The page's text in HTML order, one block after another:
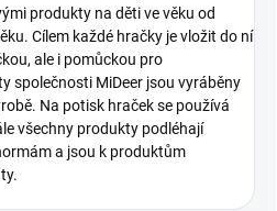
produkty na děti ve věku od
Cílem každé hračky je vložit do ní
ale i pomůckou pro
společnosti MiDeer jsou vyráběny
Na potisk hraček se používá
všechny produkty podléhají
a jsou k produktům